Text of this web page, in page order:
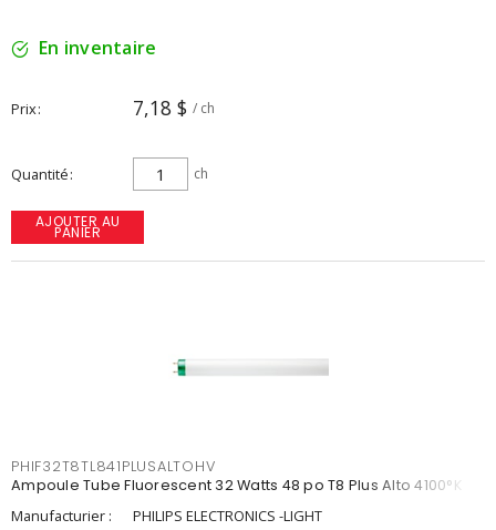
En inventaire
Prix 7,18 $ / ch
Quantité ch
AJOUTER AU
PANIER
PHIF32T8TL841PLUSALTOHV
Ampoule Tube Fluorescent 32 Watts 48 po T8 Plus Alto 4100°K
Manufacturier :
PHILIPS ELECTRONICS -LIGHT